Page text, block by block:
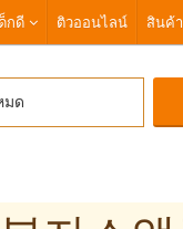
กดี ติวออนไลน์ สินค้า
มด